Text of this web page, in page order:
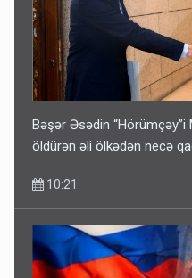
Bəşər Əsədin
öldürən əli ölkədən necə
10:21